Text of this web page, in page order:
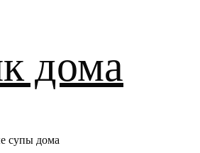
дома
супы дома